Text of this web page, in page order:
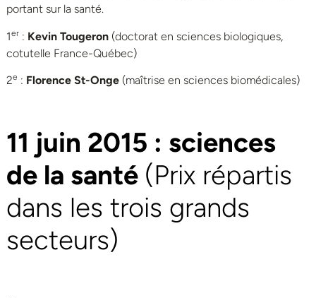
portant sur la santé.
1er : Kevin Tougeron (doctorat en sciences biologiques,
cotutelle France-Québec)
2e : Florence St-Onge (maîtrise en sciences biomédicales)
11 juin 2015 : sciences
de la santé (Prix répartis
dans les trois grands
secteurs)